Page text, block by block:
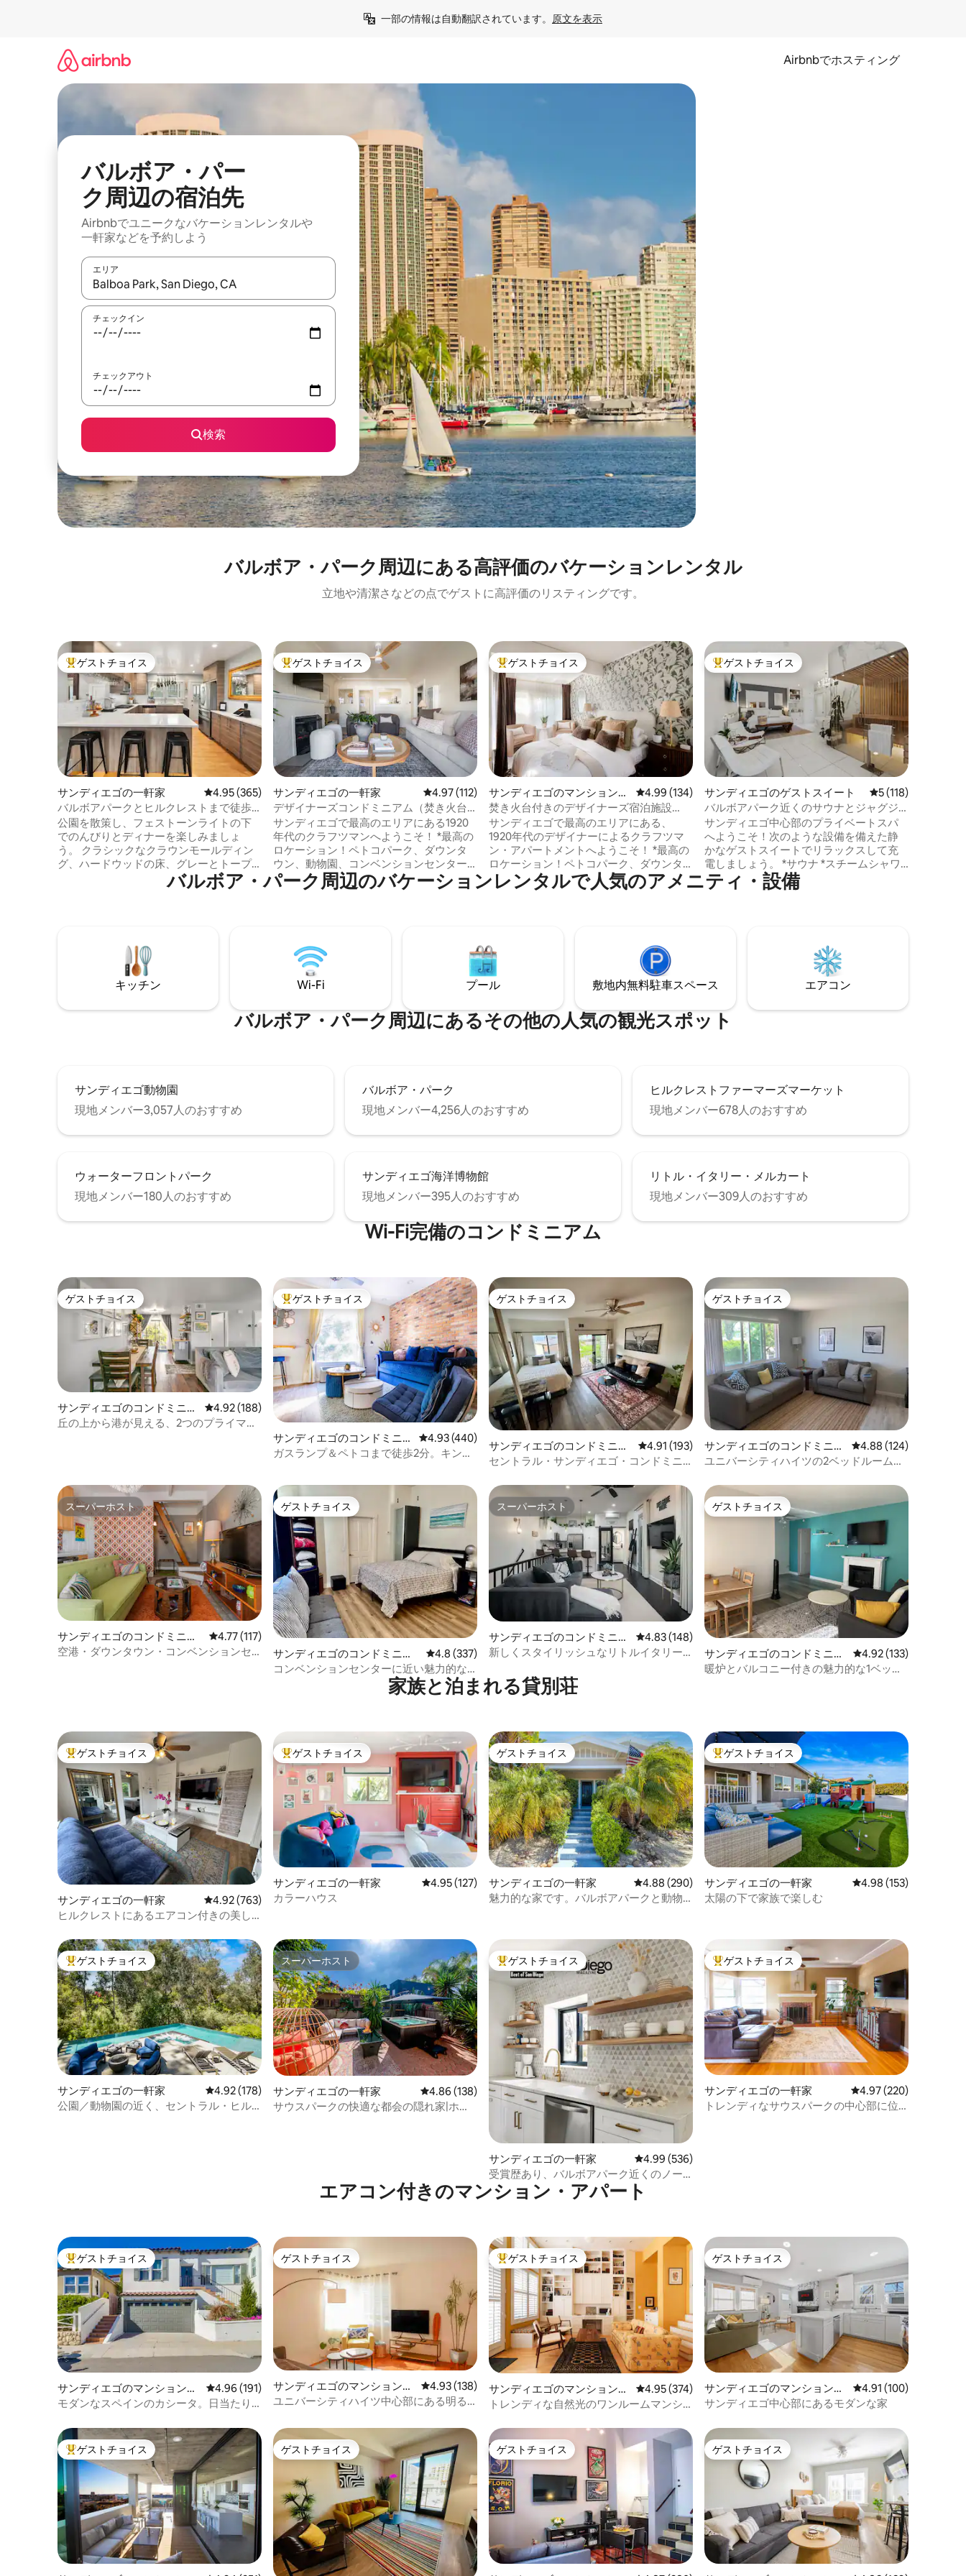
一部の情報は自動翻訳されています。 原文を表示
Airbnbでホスティング
バルボア・パー
ク⁠周⁠辺⁠の宿⁠泊⁠先
Airbnbでユニークなバ⁠ケ⁠ー⁠シ⁠ョ⁠ンレ⁠ン⁠タ⁠ルや
一⁠軒⁠家な⁠ど⁠を予⁠約⁠し⁠よ⁠う
エリア
検索結果が表示されたら、上下の矢印キーを使って移動するか、画面をタッチまたはスワイプして検索結果を確認することができます。
チェックイン
チェックアウト
検索
バルボア・パーク⁠周⁠辺⁠に⁠あ⁠る高⁠評⁠価⁠のバ⁠ケ⁠ー⁠シ⁠ョ⁠ン⁠レ⁠ン⁠タ⁠ル
立地や清潔さなどの点でゲストに高評価のリスティングです。
大好評のゲストチョイスです。
ゲストチョイス
サンディエゴの一軒家 レビュー365件、5つ星中4.95つ星の平均評価
4.95 (365)
バルボアパークとヒルクレストまで徒歩
圏内の完璧な宿泊先
公園を散策し、フェストーンライトの下
でのんびりとディナーを楽しみましょ
う。 クラシックなクラウンモールディン
グ、ハードウッドの床、グレーとトープ
の控えめなトーンが、140平方メートルに
広がるこのエレガントな天国に落ち着い
な2階建ての建物の1階にあります。 堅木
の床、クラウンモールディング、ガス暖
炉、ランドリールーム。 通常、路上駐車
は簡単に利用できます。 バンカーズヒル
のこのA +ロケーションは飛行機の騒音の
影響を受けません。 2階建ての下の階全体
と、パティオセット付きの裏庭をお楽し
注意ください。 お出迎えしたいところで
すが、玄関の暗証番号でアクセスできる
ようにすることもできます。 私たちは近
ィのご提案をさせていただきます。 多く
ウン、リトルイタリー、コンベンション
センターまで10分以内です。 ビーチまで
15分未満です。 バス路線はファーストア
ベニューを走っており、ダウンタウンや
ですぐです。 ヒルクレスト、バルボアパ
ーク、動物園の中心部まで歩いて行けま
す。 15分以内にビーチに到着します。 I
-5、I -163、I -8の近くの中心部に位置して
います。 床が堅木であるため、上の部屋
の足音が聞こえます。 キッチンには調理
器具が揃っており、ノートパソコンを設
置できる場所もあります。無線LANが利
用可能で、3台のスマートテレビをご用意
しております。 小さなマーケットまで1ブ
ロック未満です。
大好評のゲストチョイスです。
ゲストチョイス
サンディエゴの一軒家 レビュー112件、5つ星中4.97つ星の平均評価
4.97 (112)
デザイナーズコンドミニアム（焚き火台
付き）−ペトコパーク、動物園、ダウンタ
ウン
サンディエゴで最高のエリアにある1920
年代のクラフツマンへようこそ！ *最高の
ロケーション！ペトコパーク、ダウンタ
ウン、動物園、コンベンションセンター
まで数分 *洗濯機・乾燥機 ＊考え抜かれた
リノベーション *デザイナーズホテルのよ
の端に位置しており、おしゃれなレスト
ランやバーまで徒歩圏内です。 サンディ
エゴ動物園から1マイル足らず、ガスラン
プ・クォーター、コンベンションセンタ
ー、空港まで数分、ビーチまで車で10分
です。
大好評のゲストチョイスです。
ゲストチョイス
サンディエゴのマンション・
アパート
レビュー134件、5つ星中4.99つ星の平均評価
4.99 (134)
焚き火台付きのデザイナーズ宿泊施設
（ペットコパーク、ダウンタウン、動物
園に近い）
サンディエゴで最高のエリアにある、
1920年代のデザイナーによるクラフツマ
ン・アパートメントへようこそ！ *最高の
ロケーション！ペトコパーク、ダウンタ
ウン、動物園、コンベンションセンター
まで数分 :) *洗濯機と乾燥機 *高級寝具 *駐
なアパートは、有名なバルボアパークの
端にあり、活気あふれるノースパークの
雰囲気から徒歩圏内で、ガスランプクォ
ーターと空港まで車で5分です。ビーチや
コンベンションセンターまでわずか数分
です。
大好評のゲストチョイスです。
ゲストチョイス
サンディエゴのゲストスイート レビュー118件、5
5 (118)
バルボアパーク近くのサウナとジャグジ
ー付きの隠れ家スパ
サンディエゴ中心部のプライベートスパ
へようこそ！次のような設備を備えた静
かなゲストスイートでリラックスして充
電しましょう。 *サウナ *スチームシャワ
ー ＊浴槽 *屋外のジャグジーと専用パティ
オ 宿泊先は、レストラン、コーヒーショ
物園、ダウンタウン、ビーチまで車です
ぐです。1日探索した後は、キングサイズ
のベッドにゆっくりと身を沈めましょ
う。ロマンチックな旅行、リラックスで
きる一人旅、ウェルネスリトリートに最
適です。
バルボア・パーク⁠周⁠辺⁠のバ⁠ケ⁠ー⁠シ⁠ョ⁠ン⁠レ⁠ン⁠タ⁠ル⁠で人⁠気⁠のア⁠メ⁠ニ⁠テ⁠ィ⁠・⁠設⁠備
キッチン Wi-Fi プール 敷地内無料駐⁠車ス⁠ペ⁠ー⁠ス エアコン
バルボア・パーク⁠周⁠辺⁠に⁠あ⁠るそ⁠の⁠他⁠の人⁠気⁠の観⁠光⁠ス⁠ポ⁠ッ⁠ト
サンディエゴ動物園
現地メンバー3,057人のおすすめ
バルボア・パーク
現地メンバー4,256人のおすすめ
ヒルクレストファーマーズマーケット
現地メンバー678人のおすすめ
ウォーターフロントパーク
現地メンバー180人のおすすめ
サンディエゴ海洋博物館
現地メンバー395人のおすすめ
リトル・イタリー・メルカート
現地メンバー309人のおすすめ
Wi-Fi完備のコンドミニアム
ゲストチョイス
ゲストチョイス
サンディエゴのコンドミニア
ム
レビュー188件、5つ星中4.92つ星の平均評価
4.92 (188)
丘の上から港が見える、2つのプライマリ
大好評のゲストチョイスです。
ゲストチョイス
サンディエゴのコンドミニア
ム
レビュー440件、5つ星中4.93つ星の平均評価
4.93 (440)
ガスランプ＆ペトコまで徒歩2分。キング
ゲストチョイス
ゲストチョイス
サンディエゴのコンドミニア
ム
レビュー193件、5つ星中4.91つ星の平均評価
4.91 (193)
セントラル・サンディエゴ・コンドミニ
ゲストチョイス
ゲストチョイス
サンディエゴのコンドミニア
ム
レビュー124件、5つ
4.88 (124)
ユニバーシティハイツの2ベッドルームア
スーパーホスト
スーパーホスト
サンディエゴのコンドミニア
ム
レビュー117件、5つ星中4.77つ星の平均評価
4.77 (117)
空港・ダウンタウン・コンベンションセ
ゲストチョイス
ゲストチョイス
サンディエゴのコンドミニア
ム
レビュー337件、5つ星中4.8つ星の平均評価
4.8 (337)
コンベンションセンターに近い魅力的な
スーパーホスト
スーパーホスト
サンディエゴのコンドミニア
ム
レビュー148件、5つ星中4.83つ星の平均評価
4.83 (148)
新しくスタイリッシュなリトルイタリー
き
ゲストチョイス
ゲストチョイス
サンディエゴのコンドミニア
ム
レビュー133件、5つ
4.92 (133)
暖炉とバルコニー付きの魅力的な1ベッド
家族と泊まれる貸別荘
大好評のゲストチョイスです。
ゲストチョイス
サンディエゴの一軒家 レビュー763件、5つ星中4.92つ星の平均評価
4.92 (763)
ヒルクレストにあるエアコン付きの美し
大好評のゲストチョイスです。
ゲストチョイス
サンディエゴの一軒家 レビュー127件、5つ星中4.95つ星の平均評価
4.95 (127)
カラーハウス
ゲストチョイス
ゲストチョイス
サンディエゴの一軒家 レビュー290件、5つ星中4.88つ星の平均評価
4.88 (290)
魅力的な家です。バルボアパークと動物
大好評のゲストチョイスです。
ゲストチョイス
サンディエゴの一軒家 レビュー153件、5つ
4.98 (153)
太陽の下で家族で楽しむ
大好評のゲストチョイスです。
ゲストチョイス
サンディエゴの一軒家 レビュー178件、5つ星中4.92つ星の平均評価
4.92 (178)
公園／動物園の近く、セントラル・ヒル
スーパーホスト
スーパーホスト
サンディエゴの一軒家 レビュー138件、5つ星中4.86つ星の平均評価
4.86 (138)
サウスパークの快適な都会の隠れ家|ホッ
大好評のゲストチョイスです。
ゲストチョイス
サンディエゴの一軒家 レビュー536件、5つ星中4.99つ星の平均評価
4.99 (536)
受賞歴あり、バルボアパーク近くのノー
スパーク2寝室、動物園近く
大好評のゲストチョイスです。
ゲストチョイス
サンディエゴの一軒家 レビュー220件、5つ
4.97 (220)
トレンディなサウスパークの中心部に位
エアコン付きのマンション・アパート
大好評のゲストチョイスです。
ゲストチョイス
サンディエゴのマンション・
アパート
レビュー191件、5つ星中4.96つ星の平均評価
4.96 (191)
モダンなスペインのカシータ。日当たり
ゲストチョイス
ゲストチョイス
サンディエゴのマンション・
アパート
レビュー138件、5つ星中4.93つ星の平均評価
4.93 (138)
ユニバーシティハイツ中心部にある明る
大好評のゲストチョイスです。
ゲストチョイス
サンディエゴのマンション・
アパート
レビュー374件、5つ星中4.95つ星の平均評価
4.95 (374)
トレンディな自然光のワンルームマンシ
ゲストチョイス
ゲストチョイス
サンディエゴのマンション・
アパート
レビュー100件、5つ
4.91 (100)
サンディエゴ中心部にあるモダンな家
大好評のゲストチョイスです。
ゲストチョイス ゲストチョイス
ゲストチョイス ゲストチョイス
ゲストチョイス ゲストチョイス
ゲストチョイス